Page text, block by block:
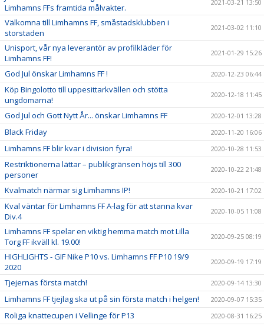
Limhamns FFs framtida målvakter.
2021-03-21 13:50
Välkomna till Limhamns FF, småstadsklubben i
storstaden
2021-03-02 11:10
Unisport, vår nya leverantör av profilkläder för
Limhamns FF!
2021-01-29 15:26
God Jul önskar Limhamns FF ! 2020-12-23 06:44
Köp Bingolotto till uppesittarkvällen och stötta
ungdomarna!
2020-12-18 11:45
God Jul och Gott Nytt År... önskar Limhamns FF 2020-12-01 13:28
Black Friday 2020-11-20 16:06
Limhamns FF blir kvar i division fyra! 2020-10-28 11:53
Restriktionerna lättar – publikgränsen höjs till 300
personer
2020-10-22 21:48
Kvalmatch närmar sig Limhamns IP! 2020-10-21 17:02
Kval väntar för Limhamns FF A-lag för att stanna kvar
Div.4
2020-10-05 11:08
Limhamns FF spelar en viktig hemma match mot Lilla
Torg FF ikväll kl. 19.00!
2020-09-25 08:19
HIGHLIGHTS - GIF Nike P10 vs. Limhamns FF P10 19/9
2020
2020-09-19 17:19
Tjejernas första match! 2020-09-14 13:30
Limhamns FF tjejlag ska ut på sin första match i helgen! 2020-09-07 15:35
Roliga knattecupen i Vellinge för P13 2020-08-31 16:25